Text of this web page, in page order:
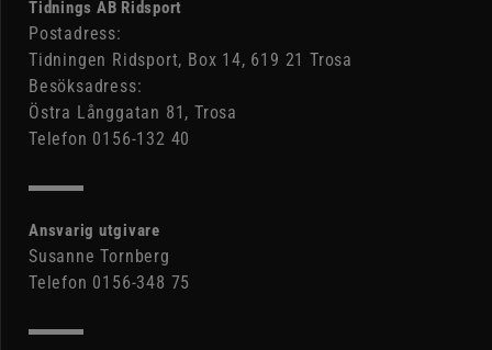
Tidnings AB Ridsport
Postadress:
Tidningen Ridsport, Box 14, 619 21 Trosa
Besöksadress:
Östra Långgatan 81, Trosa
Telefon 0156-132 40
Ansvarig utgivare
Susanne Tornberg
Telefon 0156-348 75